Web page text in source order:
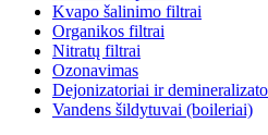
Kvapo šalinimo filtrai
Organikos filtrai
Nitratų filtrai
Ozonavimas
Dejonizatoriai ir
Vandens šildytuvai (boileriai)